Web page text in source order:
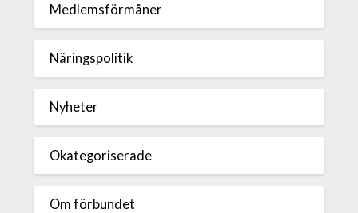
Medlemsförmåner
Näringspolitik
Nyheter
Okategoriserade
Om förbundet